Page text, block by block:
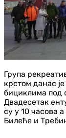
Група
крстом данас
бициклима под
Двадесетак
су у 10 часова
Билеће и